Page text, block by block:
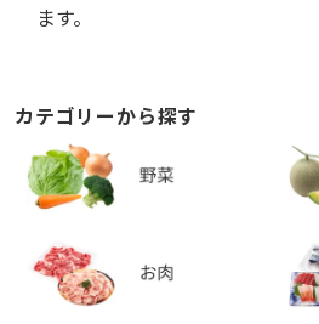
ます。
カテゴリーから探す